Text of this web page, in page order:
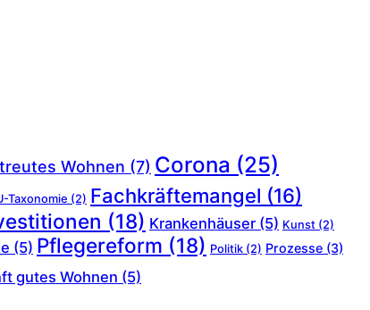
Wohnen (7) Corona (25)
Taxonomie (2) Fachkräftemangel (16)
(18) Krankenhäuser (5) Kunst (2)
(5) Pflegereform (18) Politik (2) Prozesse (3)
gutes Wohnen (5)